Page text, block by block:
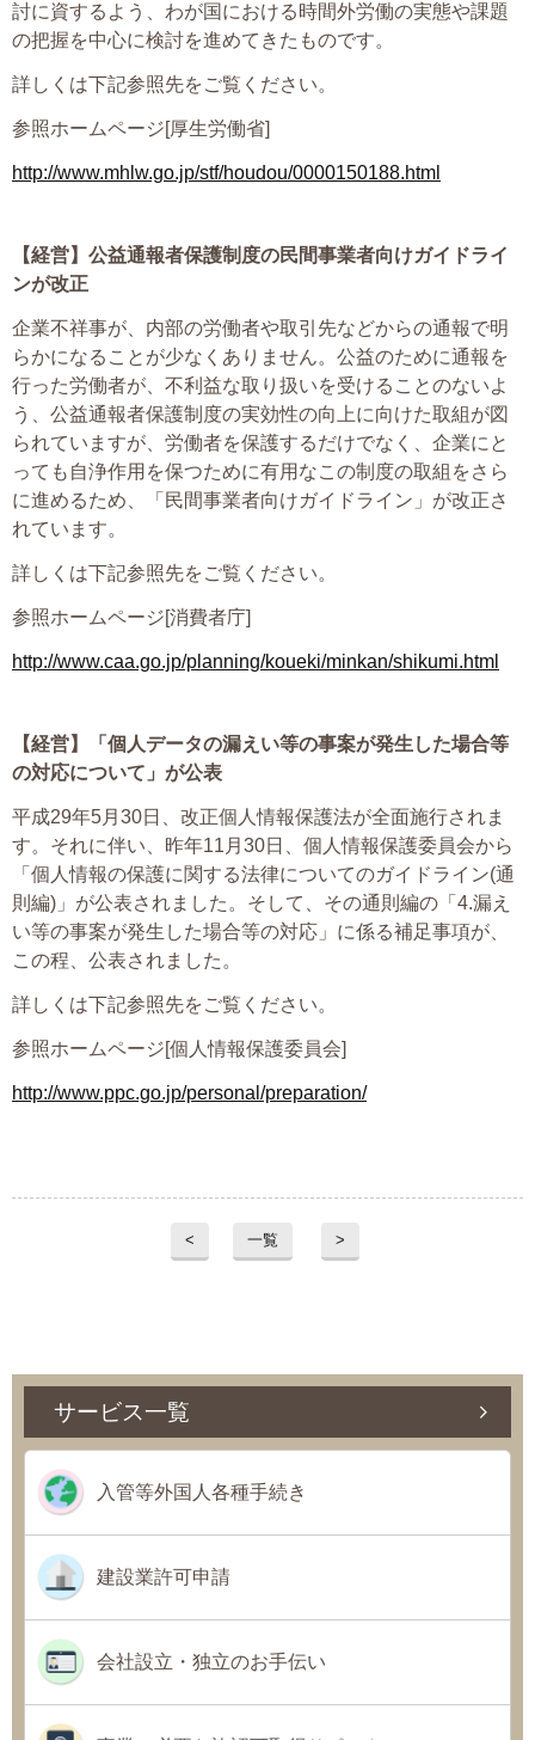
討に資するよう、わが国における時間外労働の実態や課題
の把握を中心に検討を進めてきたものです。
詳しくは下記参照先をご覧ください。
参照ホームページ[厚生労働省]
http://www.mhlw.go.jp/stf/houdou/0000150188.html
【経営】 公益通報者保護制度の民間事業者向けガイドライ
ンが改正
企業不祥事が、内部の労働者や取引先などからの通報で明
らかになることが少なくありません。公益のために通報を
行った労働者が、不利益な取り扱いを受けることのないよ
う、公益通報者保護制度の実効性の向上に向けた取組が図
られていますが、労働者を保護するだけでなく、企業にと
っても自浄作用を保つために有用なこの制度の取組をさら
に進めるため、「民間事業者向けガイドライン」が改正さ
れています。
詳しくは下記参照先をご覧ください。
参照ホームページ[消費者庁]
http://www.caa.go.jp/planning/koueki/minkan/shikumi.html
【経営】
「個人データの漏えい等の事案が発生した場合等
の対応について」が公表
平成29年5月30日、改正個人情報保護法が全面施行されま
す。それに伴い、昨年11月30日、個人情報保護委員会から
「個人情報の保護に関する法律についてのガイドライン(通
則編)」が公表されました。そして、その通則編の「4.漏え
い等の事案が発生した場合等の対応」に係る補足事項が、
この程、公表されました。
詳しくは下記参照先をご覧ください。
参照ホームページ[個人情報保護委員会]
http://www.ppc.go.jp/personal/preparation/
< 一覧 >
サービス一覧
入管等外国人各種手続き
建設業許可申請
会社設立・独立のお手伝い
新着情報
お問い合わせ
06-6889-6018